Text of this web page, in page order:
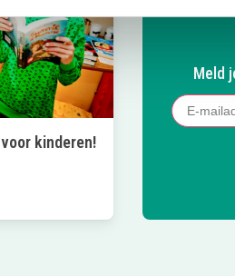
kinderen!
Meld